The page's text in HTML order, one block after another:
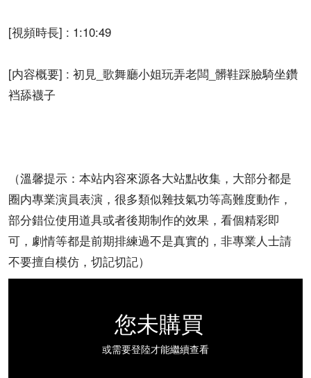
[視頻時長] : 1:10:49
[内容概要] : 初見_歌舞廳小姐玩弄老闆_髒鞋踩臉騎坐鑽
裆舔襪子
（溫馨提示：本站内容來源各大站點收集，大部分都是
圈内專業演員表演，很多類似雜技氣功等高難度動作，
部分錯位使用道具或者後期制作的效果，看個精彩即
可，劇情等都是前期排練過不是真實的，非專業人士請
不要擅自模仿，切記切記）
您未購買
或需要登陸才能繼續查看